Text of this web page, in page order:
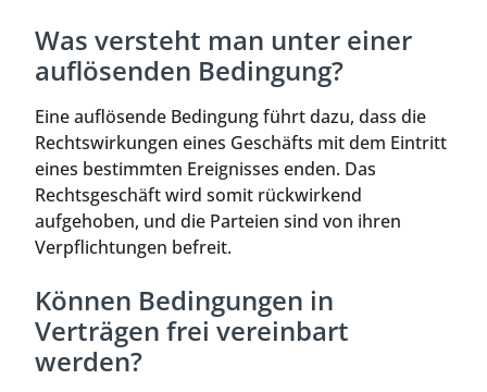
Was versteht man unter einer
auflösenden Bedingung?
Eine auflösende Bedingung führt dazu, dass die
Rechtswirkungen eines Geschäfts mit dem Eintritt
eines bestimmten Ereignisses enden. Das
Rechtsgeschäft wird somit rückwirkend
aufgehoben, und die Parteien sind von ihren
Verpflichtungen befreit.
Können Bedingungen in
Verträgen frei vereinbart
werden?